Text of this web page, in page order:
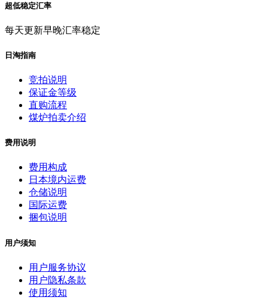
超低稳定汇率
每天更新早晚汇率稳定
日淘指南
竞拍说明
保证金等级
直购流程
煤炉拍卖介绍
费用说明
费用构成
日本境内运费
仓储说明
国际运费
捆包说明
用户须知
用户服务协议
用户隐私条款
使用须知